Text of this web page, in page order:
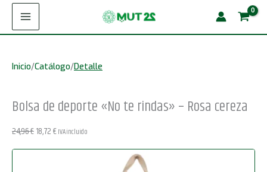
Inicio/Catálogo/Detalle
Bolsa de deporte «No te rindas» – Rosa cereza
24,96€El
precio
18,72€El
precio
IVA incluido
¡Oferta!
deporte
"No
rindas"
Rosa
cereza
cantidad